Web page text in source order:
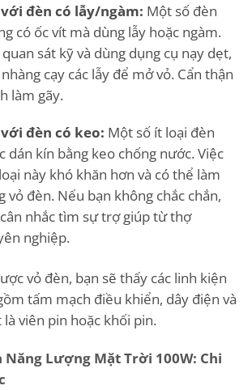
đèn có lẫy/ngàm: Một số đèn
có ốc vít mà dùng lẫy hoặc ngàm.
sát kỹ và dùng dụng cụ nạy dẹt,
cạy các lẫy để mở vỏ. Cẩn thận
làm gãy.
đèn có keo: Một số ít loại đèn
dán kín bằng keo chống nước. Việc
này khó khăn hơn và có thể làm
vỏ đèn. Nếu bạn không chắc chắn,
nhắc tìm sự trợ giúp từ thợ
nghiệp.
vỏ đèn, bạn sẽ thấy các linh kiện
tấm mạch điều khiển, dây điện và
viên pin hoặc khối pin.
Năng Lượng Mặt Trời 100W: Chi